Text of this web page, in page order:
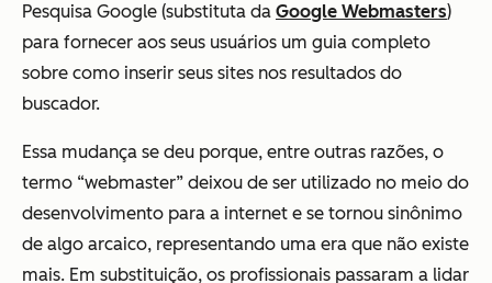
Pesquisa Google (substituta da Google Webmasters)
para fornecer aos seus usuários um guia completo
sobre como inserir seus sites nos resultados do
buscador.
Essa mudança se deu porque, entre outras razões, o
termo “webmaster” deixou de ser utilizado no meio do
desenvolvimento para a internet e se tornou sinônimo
de algo arcaico, representando uma era que não existe
mais. Em substituição, os profissionais passaram a lidar